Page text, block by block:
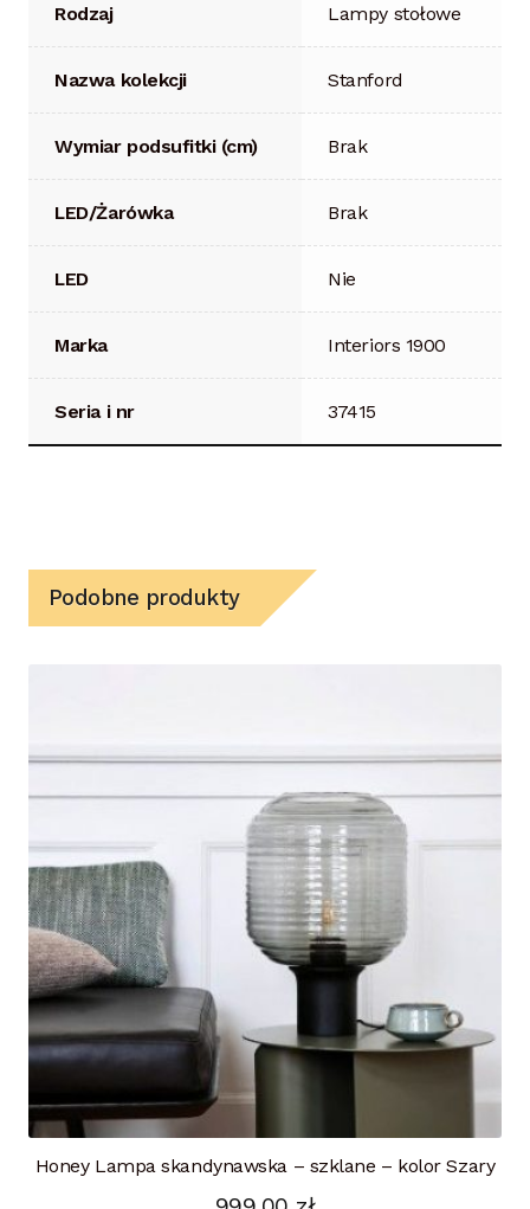
Rodzaj Lampy stołowe
Nazwa kolekcji Stanford
Wymiar podsufitki (cm) Brak
LED/Żarówka Brak
LED Nie
Marka Interiors 1900
Seria i nr 37415
Podobne produkty
Honey Lampa skandynawska – szklane – kolor Szary